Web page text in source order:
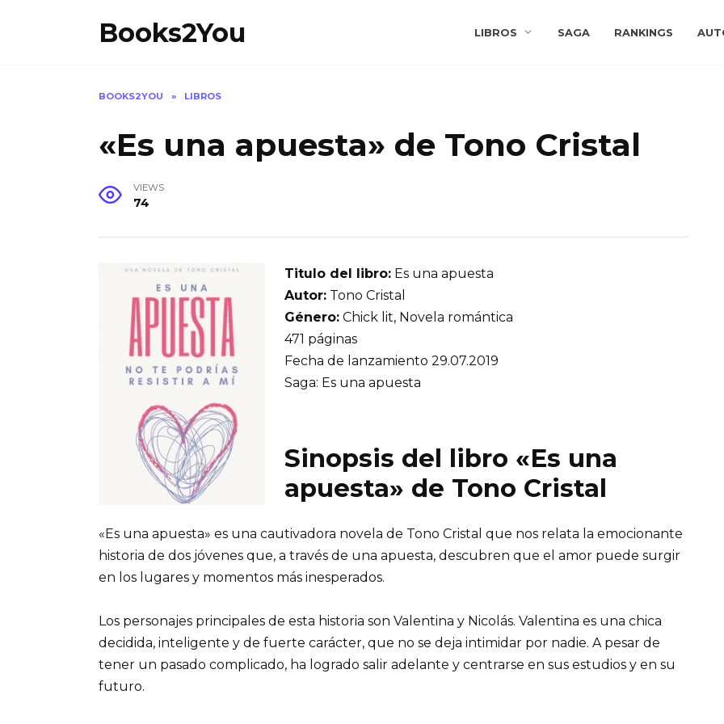
Books2You LIBROS SAGA RANKINGS
BOOKS2YOU » LIBROS
«Es una apuesta» de Tono Cristal
VIEWS
74
Titulo del libro: Es una apuesta
Autor: Tono Cristal
Género: Chick lit, Novela romántica
471 páginas
Fecha de lanzamiento 29.07.2019
Saga: Es una apuesta
Sinopsis del libro «Es una
apuesta» de Tono Cristal
«Es una apuesta» es una cautivadora novela de Tono Cristal que nos relata la emocionante
historia de dos jóvenes que, a través de una apuesta, descubren que el amor puede surgir
en los lugares y momentos más inesperados.
Los personajes principales de esta historia son Valentina y Nicolás. Valentina es una chica
decidida, inteligente y de fuerte carácter, que no se deja intimidar por nadie. A pesar de
tener un pasado complicado, ha logrado salir adelante y centrarse en sus estudios y en su
futuro.